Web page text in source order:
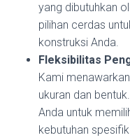
yang dibutuhkan
pilihan cerdas
konstruksi Anda.
Fleksibilitas
Kami
ukuran dan
Anda untuk
kebutuhan